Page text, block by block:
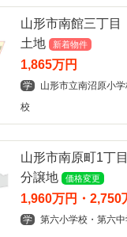
山形市南館三丁目
土地
新着物件
1,865万円
学
山形市立南沼原小
校
山形市南原町1丁目
分譲地
価格変更
1,960万円・2,750
学 第六小学校・第六